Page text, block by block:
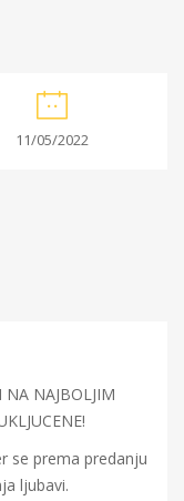
11/05/2022
NAJBOLJIM
se prema predanju
ljubavi.